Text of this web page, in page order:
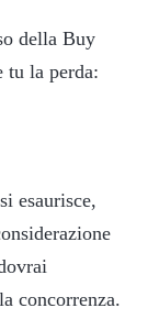
della Buy
tu la perda:
esaurisce,
concorrenza.